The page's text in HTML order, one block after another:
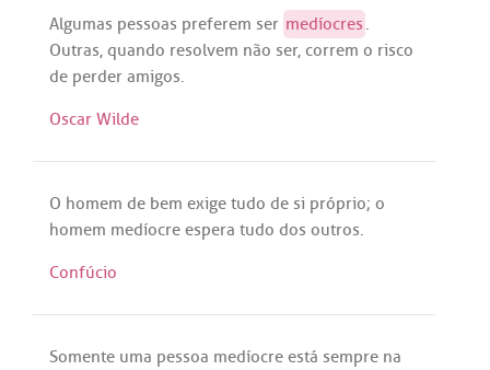
Algumas pessoas preferem ser medíocres .
Outras, quando resolvem não ser, correm o risco
de perder amigos.
Oscar Wilde
O homem de bem exige tudo de si próprio; o
homem medíocre espera tudo dos outros.
Confúcio
Somente uma pessoa medíocre está sempre na